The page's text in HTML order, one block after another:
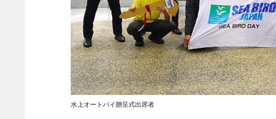
水上オートバイ贈呈式出席者